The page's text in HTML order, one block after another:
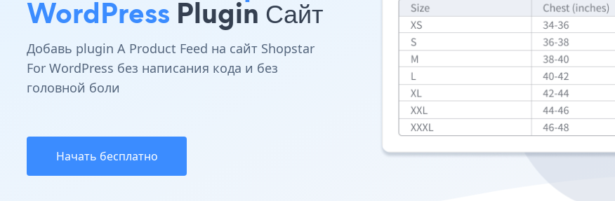
WordPress Plugin Сайт
Добавь plugin A Product Feed на сайт Shopstar
For WordPress без написания кода и без
головной боли
Начать бесплатно